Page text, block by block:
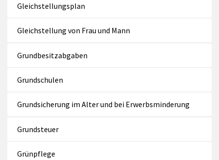
Gleichstellungsplan
Gleichstellung von Frau und Mann
Grundbesitzabgaben
Grundschulen
Grundsicherung im Alter und bei Erwerbsminderung
Grundsteuer
Grünpflege